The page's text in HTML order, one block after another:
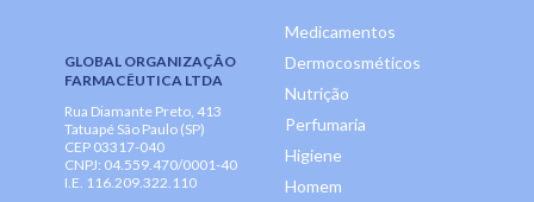
GLOBAL ORGANIZAÇÃO
FARMACÊUTICA LTDA
Rua Diamante Preto, 413
Tatuapé São Paulo (SP)
CEP 03317-040
CNPJ: 04.559.470/0001-40
I.E. 116.209.322.110
Medicamentos
Dermocosméticos
Nutrição
Perfumaria
Higiene
Homem